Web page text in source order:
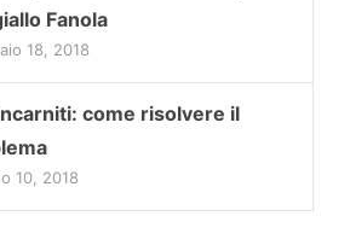
Fanola
18, 2018
come risolvere il
10, 2018